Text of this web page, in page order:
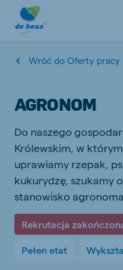
Wróć do Oferty pracy
AGRONOM
Do naszego
Królewskim, w
uprawiamy rzepak,
kukurydzę, szukamy
stanowisko agronoma.
Rekrutacja
Pełen etat